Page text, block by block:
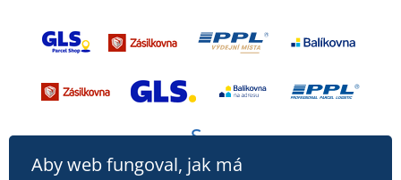
Aby web fungoval, jak má